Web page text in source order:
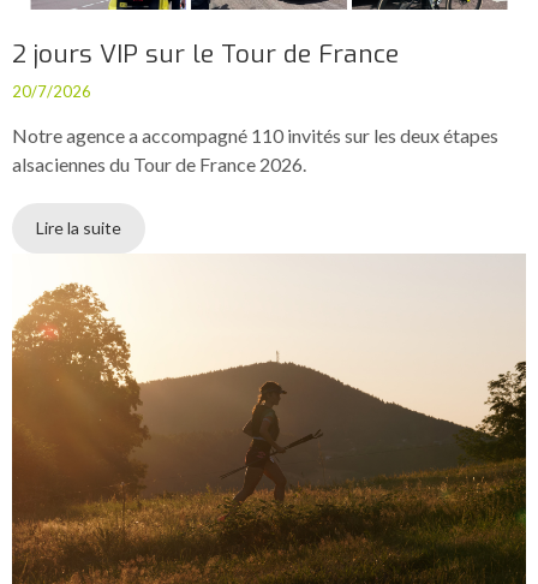
2 jours VIP sur le Tour de France
20/7/2026
Notre agence a accompagné 110 invités sur les deux étapes
alsaciennes du Tour de France 2026.
Lire la suite